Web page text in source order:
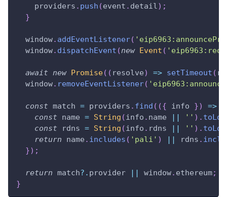
    providers
. push (event . detail ) ;
}
window. addEventListener(
window. dispatchEvent (new Event (
await new Promise( ( resolve) => setTimeout (
window. removeEventListener(
const match = providers . find ( ({ info }) =>
const name = String ( info . name || '' ) .
const rdns = String ( info . rdns || '' ) .
return name . includes ( 'pali' ) || rdns .
}) ;
return match?. provider || window. ethereum;
}